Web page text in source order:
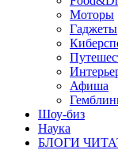
Моторы
Гаджеты
Афиша
Шоу-биз
Наука
БЛОГИ